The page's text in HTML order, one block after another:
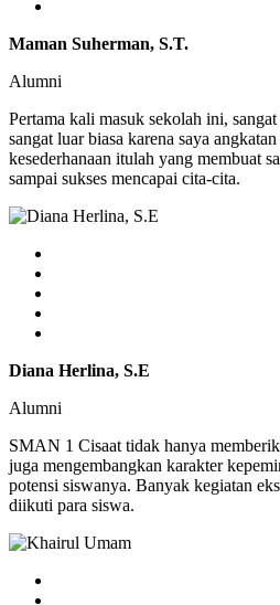
Maman Suherman, S.T.
Alumni
Pertama kali masuk sekolah ini,
sangat luar biasa karena saya
kesederhanaan itulah yang membuat
sampai sukses mencapai cita-cita.
Diana Herlina, S.E
Alumni
SMAN 1 Cisaat tidak hanya
juga mengembangkan karakter
potensi siswanya. Banyak kegiatan
diikuti para siswa.